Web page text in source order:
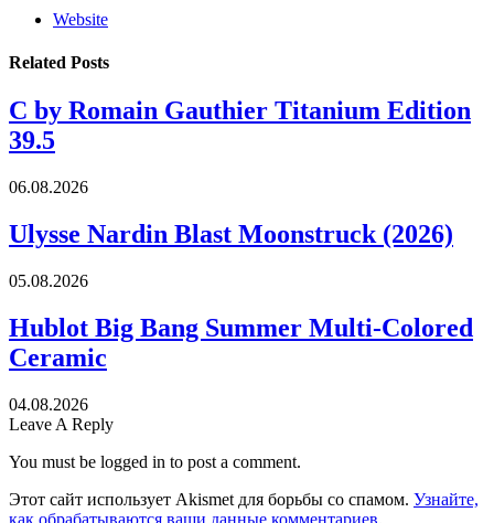
Website
Related Posts
C by Romain Gauthier Titanium Edition
39.5
06.08.2026
Ulysse Nardin Blast Moonstruck (2026)
05.08.2026
Hublot Big Bang Summer Multi-Colored
Ceramic
04.08.2026
Leave A Reply
You must be logged in to post a comment.
Этот сайт использует Akismet для борьбы со спамом. Узнайте,
как обрабатываются ваши данные комментариев.